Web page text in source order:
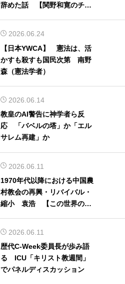
辞めた話 【関野和寛のチャ
2026.06.24
【日本YWCA】 憲法は、活
かすも殺すも国民次第 南野
森（憲法学者）
2026.06.14
教皇のAI警告に神学者ら反
応 「バベルの塔」か「エル
サレム再建」か
2026.06.11
1970年代以降における中国農
村教会の再興・リバイバル・
縮小 袁浩 【この世界の片
2026.06.11
歴代C-Week委員長が歩み語
る ICU「キリスト教週間」
でパネルディスカッション